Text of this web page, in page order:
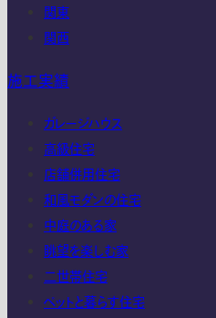
関東
関西
施工実績
ガレージハウス
高級住宅
店舗併用住宅
和風モダンの住宅
中庭のある家
眺望を楽しむ家
二世帯住宅
ペットと暮らす住宅